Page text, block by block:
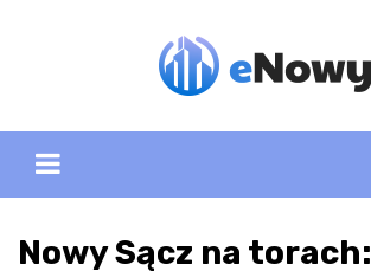
Nowy Sącz na torach: